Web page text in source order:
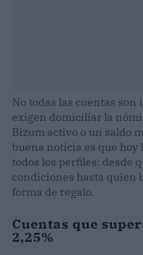
No todas las cuentas son
exigen domiciliar la
Bizum activo o un saldo
buena noticia es que hoy
todos los perfiles: desde
condiciones hasta quien
forma de regalo.
Cuentas que
2,25%